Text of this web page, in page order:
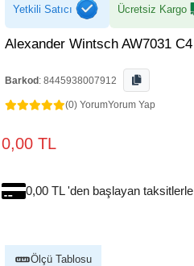
Yetkili Satıcı Ücretsiz Kargo
Alexander Wintsch AW7031 C4
Barkod : 8445938007912
(0) YorumYorum Yap
0,00 TL
0,00 TL 'den başlayan taksitlerle
Ölçü Tablosu